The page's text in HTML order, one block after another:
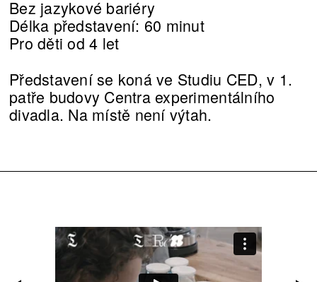
Bez jazykové bariéry
Délka představení: 60 minut
Pro děti od 4 let
Představení se koná ve Studiu CED, v 1.
patře budovy Centra experimentálního
divadla. Na místě není výtah.